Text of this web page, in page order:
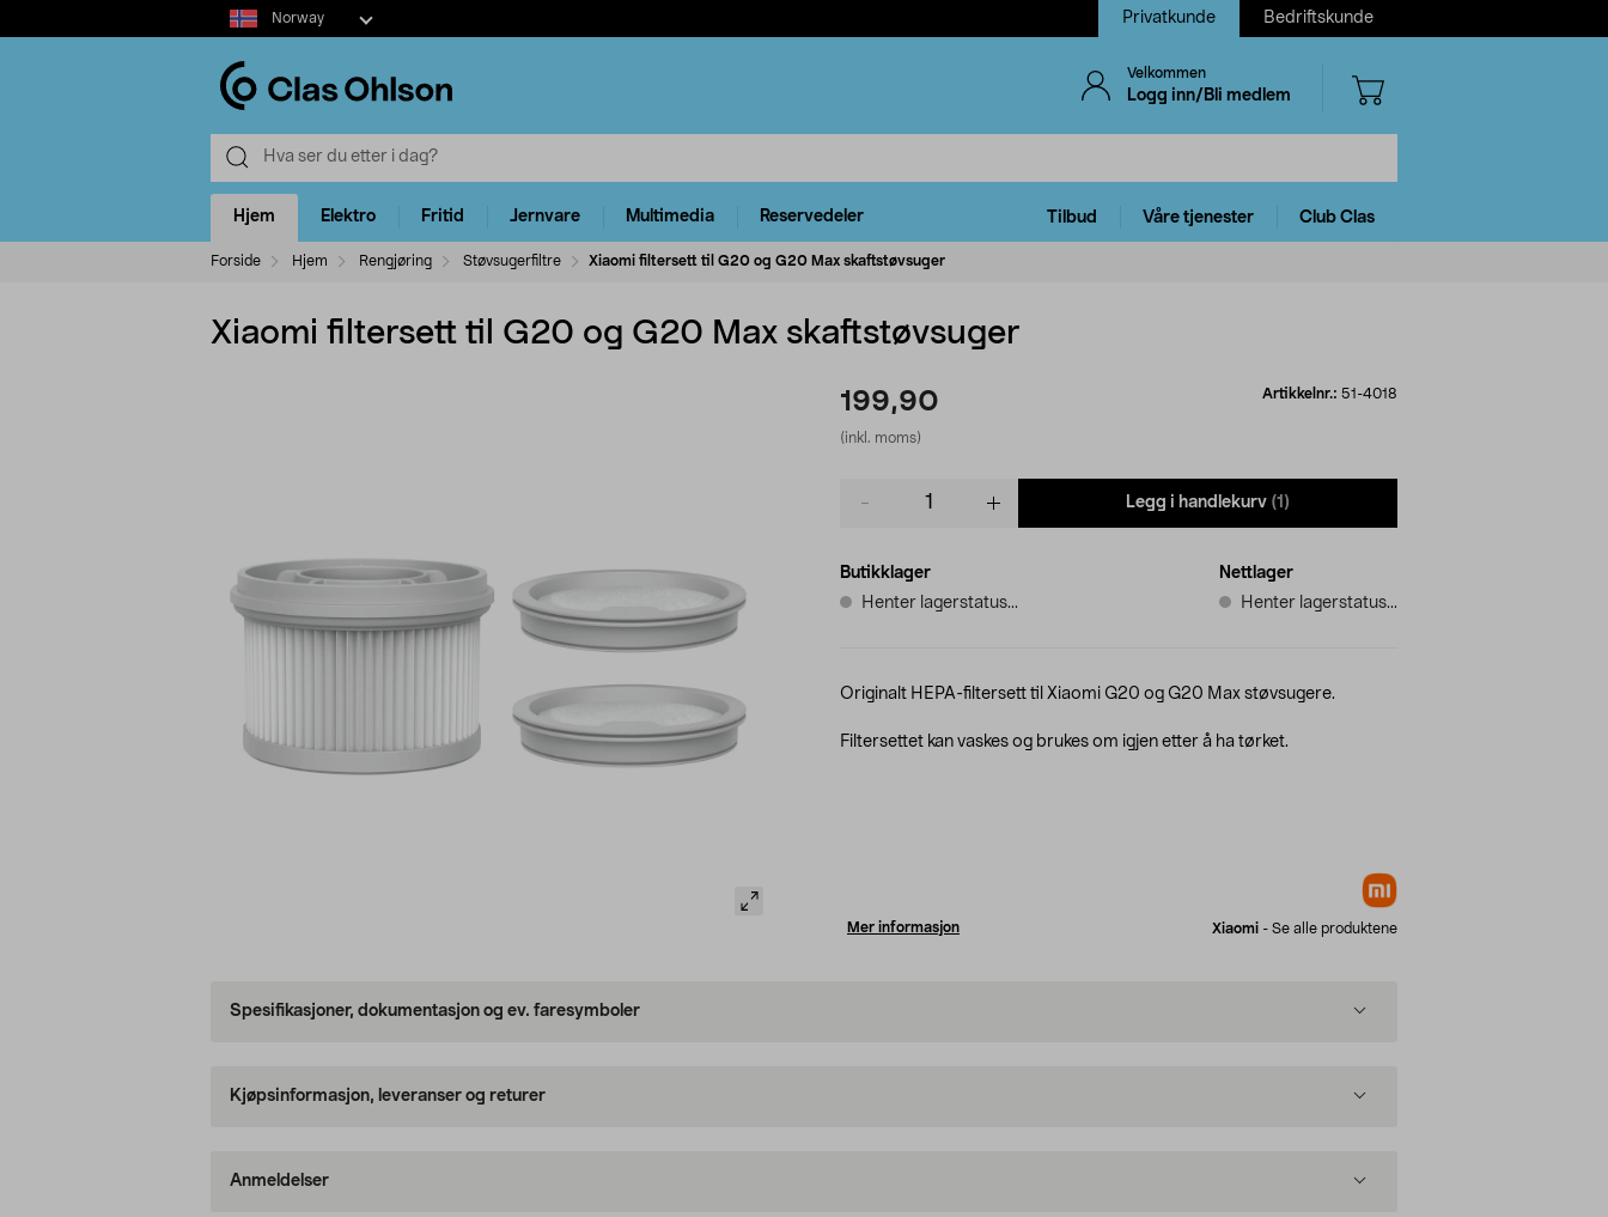
Select
market
Norway Privatkunde Bedriftskunde
Velkommen
Logg inn/Bli medlem
Hjem Elektro Fritid Jernvare Multimedia Reservedeler Tilbud Våre tjenester Club Clas
Forside Hjem Rengjøring Støvsugerfiltre Xiaomi filtersett til G20 og G20 Max skaftstøvsuger
Xiaomi filtersett til G20 og G20 Max skaftstøvsuger
199,90
(inkl. moms)
Artikkelnr.: 51-4018
Legg i handlekurv (1)
Butikklager
Henter lagerstatus...
Nettlager
Henter lagerstatus...
Originalt HEPA-filtersett til Xiaomi G20 og G20 Max støvsugere.
Filtersettet kan vaskes og brukes om igjen etter å ha tørket.
Mer informasjon Xiaomi - Se alle produktene
Spesifikasjoner, dokumentasjon og ev. faresymboler
Kjøpsinformasjon, leveranser og returer
Anmeldelser